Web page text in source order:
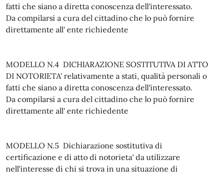
fatti che siano a diretta conoscenza dell'interessato.
Da compilarsi a cura del cittadino che lo può fornire
direttamente all' ente richiedente
MODELLO N.4 DICHIARAZIONE SOSTITUTIVA DI ATTO
DI NOTORIETA' relativamente a stati, qualità personali o
fatti che siano a diretta conoscenza dell'interessato.
Da compilarsi a cura del cittadino che lo può fornire
direttamente all' ente richiedente
MODELLO N.5 Dichiarazione sostitutiva di
certificazione e di atto di notorieta' da utilizzare
nell'interesse di chi si trova in una situazione di